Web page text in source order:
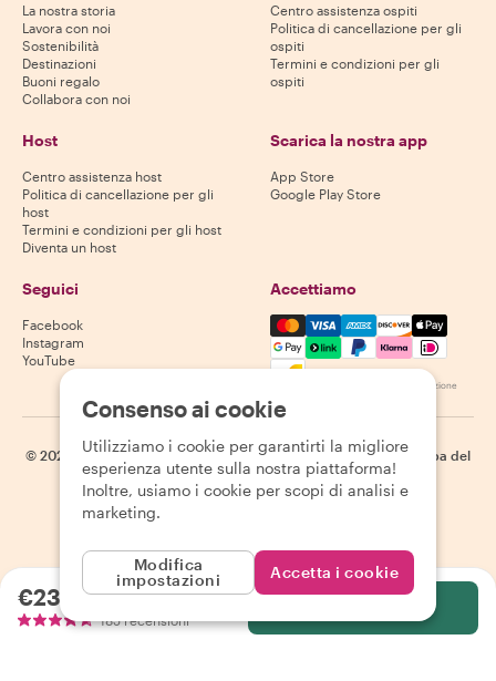
€23.53a persona
185 recensioni
La nostra storia
Lavora con noi
Sostenibilità
Destinazioni
Buoni regalo
Collabora con noi
Centro assistenza ospiti
Politica di cancellazione per gli
ospiti
Termini e condizioni per gli
ospiti
Host
Centro assistenza host
Politica di cancellazione per gli
host
Termini e condizioni per gli host
Diventa un host
Scarica la nostra app
App Store
Google Play Store
Seguici
Facebook
Instagram
YouTube
Accettiamo
Mastercard, Visa, Amex,
La disponibilità varia in base alla destinazione
© 2026 Withlocals.com | Informativa sulla privacy Cookie | Mappa del
sito
Consenso ai cookie
Utilizziamo i cookie per garantirti la migliore
esperienza utente sulla nostra piattaforma!
Inoltre, usiamo i cookie per scopi di analisi e
marketing.
Modifica
impostazioni
Accetta i cookie